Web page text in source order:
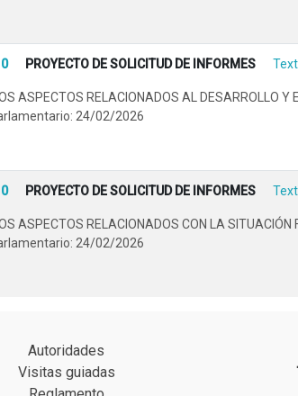
PROYECTO DE SOLICITUD DE INFORMES
ASPECTOS RELACIONADOS AL DESARROLLO
24/02/2026
PROYECTO DE SOLICITUD DE INFORMES
ASPECTOS RELACIONADOS CON LA
24/02/2026
Autoridades
Visitas guiadas